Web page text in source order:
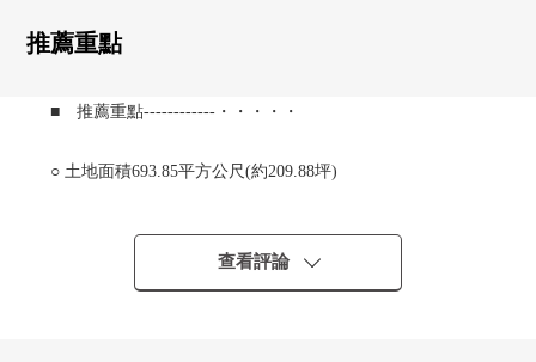
推薦重點
■ 推薦重點------------・・・・・
○ 土地面積693.85平方公尺(約209.88坪)
0 南側道路幅員約5.3m，北側道路幅員約5.9m
0 用地的正面寬度是約19m
○ 30個房間中的13個房間是出租中。
查看評論